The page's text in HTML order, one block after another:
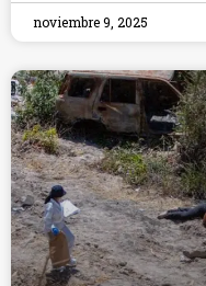
noviembre 9, 2025